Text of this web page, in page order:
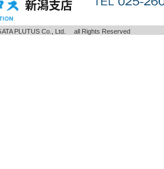
PLUTUS Co., Ltd. all Rights Reserved